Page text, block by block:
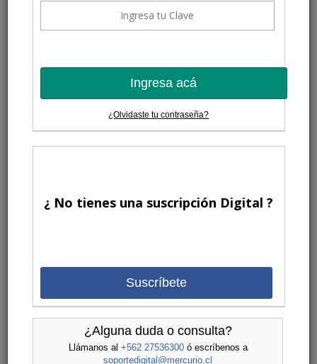
Ingresa acá
¿Olvidaste tu contraseña?
¿ No tienes una suscripción Digital ?
Suscríbete
¿Alguna duda o consulta?
Llámanos al +562 27536300ó escríbenos a
soportedigital@mercurio.cl